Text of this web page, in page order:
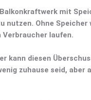
Balkonkraftwerk mit
nutzen. Ohne
Verbraucher laufen.
kann diesen
zuhause seid, aber